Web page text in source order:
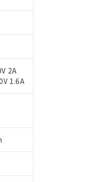
2A
1.6A
価格(税抜)を提供させていただ
もあることをご了承ください。
当のオムロン制御機器販売店・
たは開示しないようお願いしま
I-Webメンバーズにご登録され
、当社および当社の共同利用者
囲で利用することをご了承くだ
（BBP） 1000ppm以下、フタル酸ジブチ
す。
します。
。
商品（以下｢規制貨物等」とい
の他武器並びにこれらの製造装
容を当該第三者に通知します。
お客様担当のオムロン制御